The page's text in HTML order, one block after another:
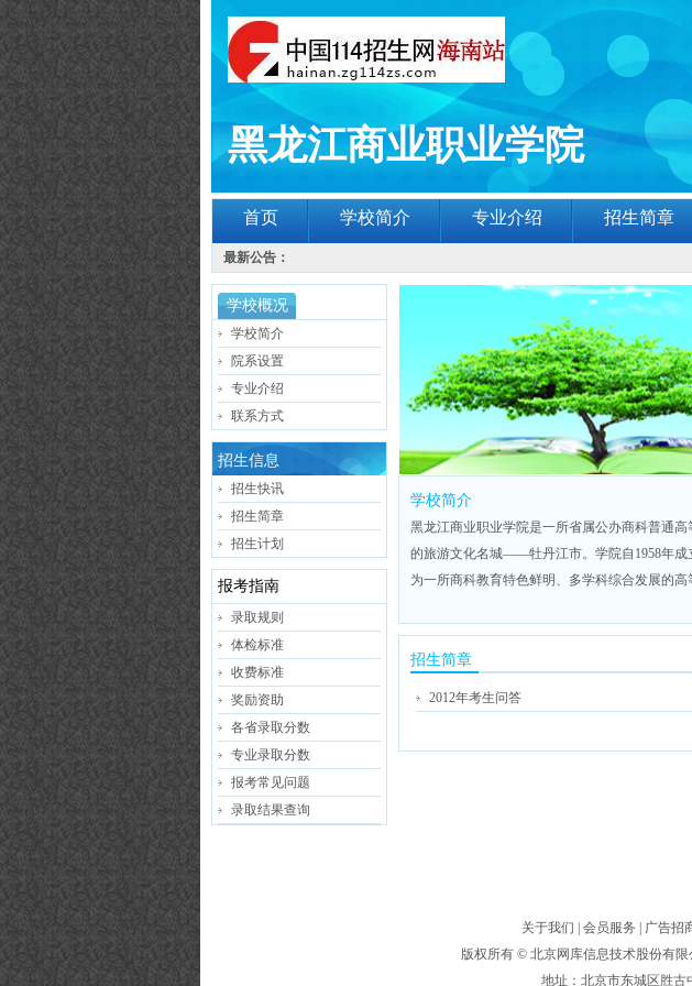
黑龙江商业职业学院
首页 学校简介 专业介绍 招生简章
最新公告：
学校概况
学校简介
院系设置
专业介绍
联系方式
招生信息
招生快讯
招生简章
招生计划
报考指南
录取规则
体检标准
收费标准
奖励资助
各省录取分数
专业录取分数
报考常见问题
录取结果查询
学校简介
黑龙江商业职业学院是一所省属公办商科普通
的旅游文化名城——牡丹江市。学院自1958年成
为一所商科教育特色鲜明、多学科综合发展的高
招生简章
2012年考生问答
关于我们 会员服务 广告招
版权所有 © 北京网库信息技术股份有限
地址：北京市东城区胜